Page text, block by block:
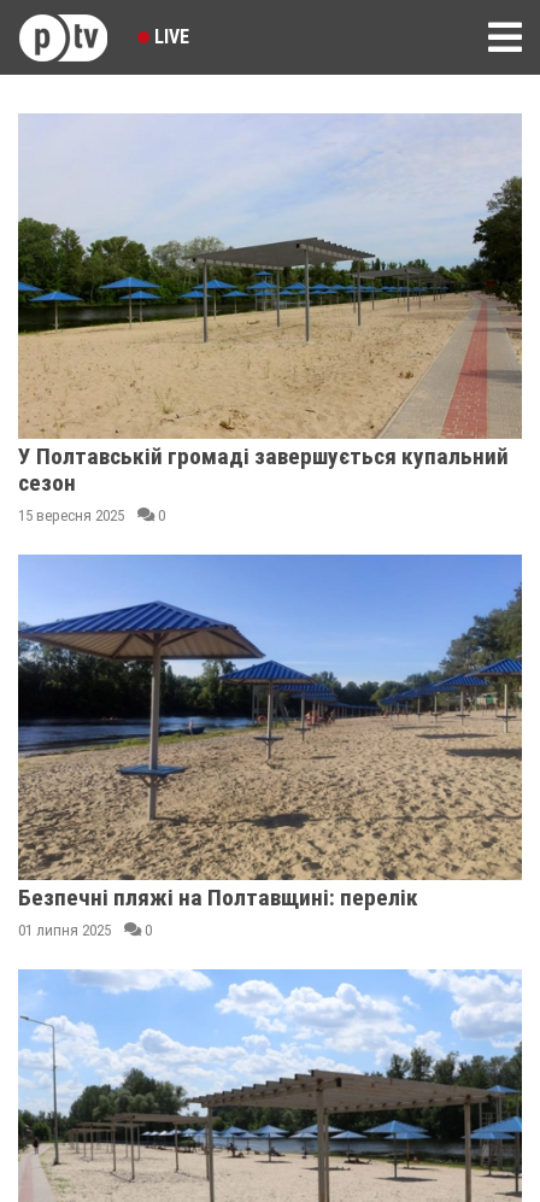
LIVE
У Полтавській громаді завершується купальний
сезон
15 вересня 2025 0
Безпечні пляжі на Полтавщині: перелік
01 липня 2025 0